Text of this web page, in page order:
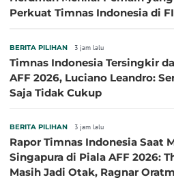
Perkuat Timnas Indonesia di
BERITA PILIHAN 3 jam lalu
Timnas Indonesia Tersingkir
AFF 2026, Luciano Leandro:
Saja Tidak Cukup
BERITA PILIHAN 3 jam lalu
Rapor Timnas Indonesia Saat
Singapura di Piala AFF 2026:
Masih Jadi Otak, Ragnar